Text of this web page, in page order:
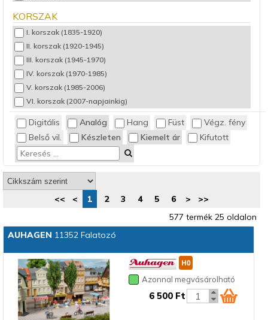
Teherkocsi
Templom, kápolna
Vár, kastély
Városi épület
KORSZAK
I. korszak (1835-1920)
II. korszak (1920-1945)
III. korszak (1945-1970)
IV. korszak (1970-1985)
V. korszak (1985-2006)
VI. korszak (2007-napjainkig)
Digitális Analóg Hang Füst
Végz. fény
Belső vil.
Készleten Kiemelt ár Kifutott
<< < 1 2 3 4 5 6 >
>>
577 termék 25 oldalon
AUHAGEN 11352 Falatozó
Azonnal megvásárolható
6 500 Ft